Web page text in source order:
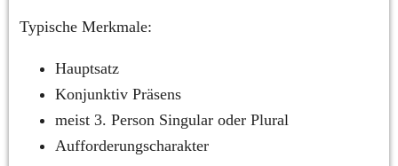
Typische Merkmale:
Hauptsatz
Konjunktiv Präsens
meist 3. Person Singular oder Plural
Aufforderungscharakter